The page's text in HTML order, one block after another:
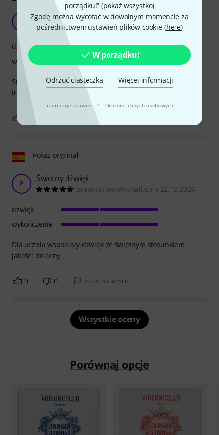
porządku!” (pokaż wszystko)
Zgodę można wycofać w dowolnym momencie za
pośrednictwem ustawień plików cookie (here)
W porządku!
Odrzuć ciasteczka Więcej informacji
Informacje prawne · Ochrona danych osobowych
Nonocello 09.09.2024
Struny Dolce są idealne, gdy nie chcesz, aby Twój
instrument brzmiał zbyt głośno
dźwięk
wykończenie
ZGŁOŚ NADUŻYCIE
Pokaż oryginał
P Świetny dźwięk
prawn.crown@gmail.com 22.12.2024
Dla ucznia wspaniały dźwięk ze świetnym stosunkiem
jakości do ceny
dźwięk
wykończenie
0 0 ZGŁOŚ NADUŻYCIE
Wszystkie oceny
Porównaj opcje